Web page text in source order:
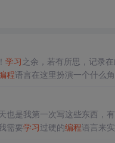
学习之余，若有所思，记录
程语言在这里扮演一个什么
需要学习过硬的编程语言来